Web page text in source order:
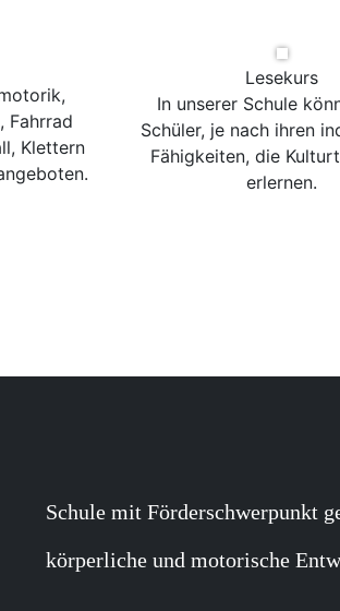
Fahrrad
Klettern
Lesekurs
In unserer Schule
Schüler, je nach ihren
Fähigkeiten, die
erlernen.
Schule mit Förderschwerpunkt
körperliche und motorische